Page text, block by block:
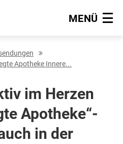
MENÜ
Apotheke Innere...
im Herzen
Apotheke“-
in der